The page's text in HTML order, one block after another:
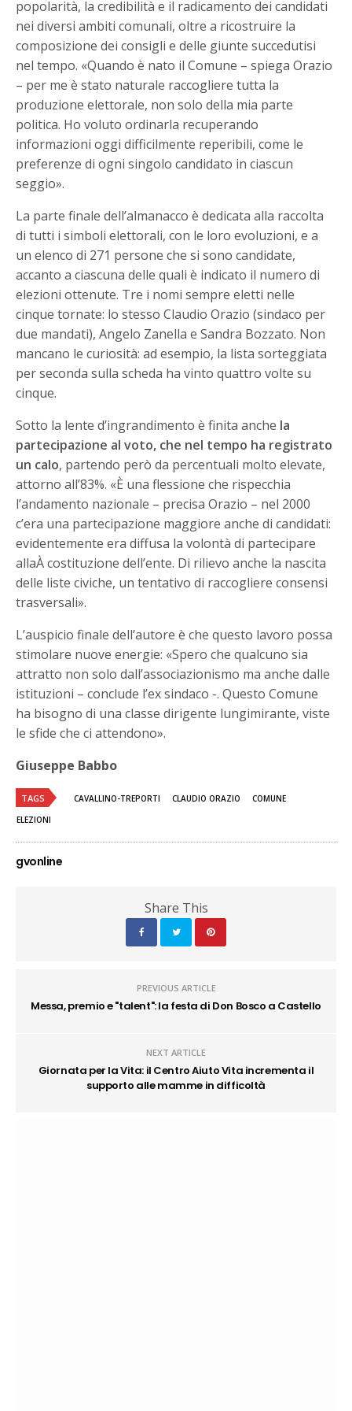
popolarità, la credibilità e il radicamento dei candidati
nei diversi ambiti comunali, oltre a ricostruire la
composizione dei consigli e delle giunte succedutisi
nel tempo. «Quando è nato il Comune – spiega Orazio
– per me è stato naturale raccogliere tutta la
produzione elettorale, non solo della mia parte
politica. Ho voluto ordinarla recuperando
informazioni oggi difficilmente reperibili, come le
preferenze di ogni singolo candidato in ciascun
seggio».
La parte finale dell’almanacco è dedicata alla raccolta
di tutti i simboli elettorali, con le loro evoluzioni, e a
un elenco di 271 persone che si sono candidate,
accanto a ciascuna delle quali è indicato il numero di
elezioni ottenute. Tre i nomi sempre eletti nelle
cinque tornate: lo stesso Claudio Orazio (sindaco per
due mandati), Angelo Zanella e Sandra Bozzato. Non
mancano le curiosità: ad esempio, la lista sorteggiata
per seconda sulla scheda ha vinto quattro volte su
cinque.
Sotto la lente d’ingrandimento è finita anche la
partecipazione al voto, che nel tempo ha registrato
un calo, partendo però da percentuali molto elevate,
attorno all’83%. «È una flessione che rispecchia
l’andamento nazionale – precisa Orazio – nel 2000
c’era una partecipazione maggiore anche di candidati:
evidentemente era diffusa la volontà di partecipare
allaÀ costituzione dell’ente. Di rilievo anche la nascita
delle liste civiche, un tentativo di raccogliere consensi
trasversali».
L’auspicio finale dell’autore è che questo lavoro possa
stimolare nuove energie: «Spero che qualcuno sia
attratto non solo dall’associazionismo ma anche dalle
istituzioni – conclude l’ex sindaco -. Questo Comune
ha bisogno di una classe dirigente lungimirante, viste
le sfide che ci attendono».
Giuseppe Babbo
TAGS CAVALLINO-TREPORTI CLAUDIO ORAZIO
COMUNE
ELEZIONI
gvonline
Share This
PREVIOUS ARTICLE
Messa, premio e "talent": la festa di Don Bosco a Castello
NEXT ARTICLE
Giornata per la Vita: il Centro Aiuto Vita incrementa il
supporto alle mamme in difficoltà